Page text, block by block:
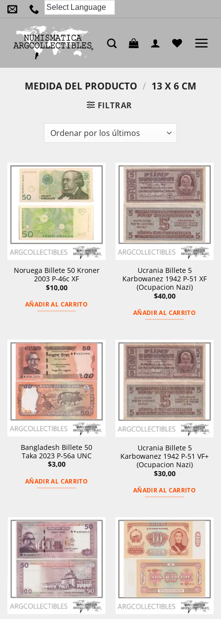
Saltar
al
contenido
MEDIDA DEL PRODUCTO / 13 X 6 CM
FILTRAR
Noruega Billete 50 Kroner
2003 P-46c XF
$10,00
AÑADIR AL CARRITO
Ucrania Billete 5
Karbowanez 1942 P-51 XF
(Ocupacion Nazi)
$40,00
AÑADIR AL CARRITO
Bangladesh Billete 50
Taka 2023 P-56a UNC
$3,00
AÑADIR AL CARRITO
Ucrania Billete 5
Karbowanez 1942 P-51 VF+
(Ocupacion Nazi)
$30,00
AÑADIR AL CARRITO